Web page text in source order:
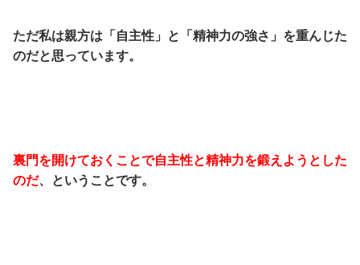
ただ私は親方は「自主性」と「精神力の強さ」を重んじた
のだと思っています。
裏門を開けておくことで自主性と精神力を鍛えようとした
のだ、ということです。